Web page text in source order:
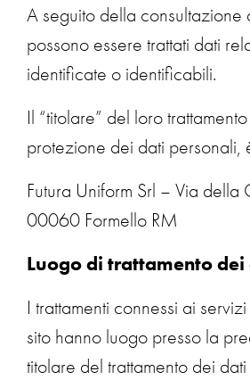
A seguito della consultazione
possono essere trattati dati
identificate o identificabili.
Il “titolare” del loro
protezione dei dati personali,
Futura Uniform Srl – Via
00060 Formello RM
Luogo di trattamento
I trattamenti connessi ai
sito hanno luogo presso la
titolare del trattamento dei